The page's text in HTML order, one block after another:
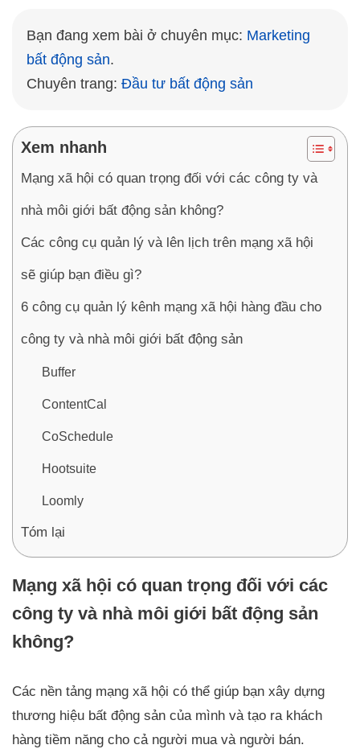
Bạn đang xem bài ở chuyên mục: Marketing
bất động sản.
Chuyên trang: Đầu tư bất động sản
Xem nhanh
Mạng xã hội có quan trọng đối với các công ty và
nhà môi giới bất động sản không?
Các công cụ quản lý và lên lịch trên mạng xã hội
sẽ giúp bạn điều gì?
6 công cụ quản lý kênh mạng xã hội hàng đầu cho
công ty và nhà môi giới bất động sản
Buffer
ContentCal
CoSchedule
Hootsuite
Loomly
Tóm lại
Mạng xã hội có quan trọng đối với các
công ty và nhà môi giới bất động sản
không?
Các nền tảng mạng xã hội có thể giúp bạn xây dựng
thương hiệu bất động sản của mình và tạo ra khách
hàng tiềm năng cho cả người mua và người bán.